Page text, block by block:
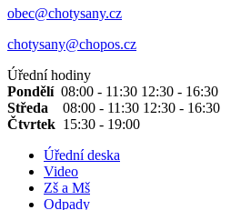
obec@chotysany.cz
chotysany@chopos.cz
Úřední hodiny
Pondělí 08:00 - 11:30 12:30 - 16:30
Středa 08:00 - 11:30 12:30 - 16:30
Čtvrtek 15:30 - 19:00
Úřední deska
Video
Zš a Mš
Odpady